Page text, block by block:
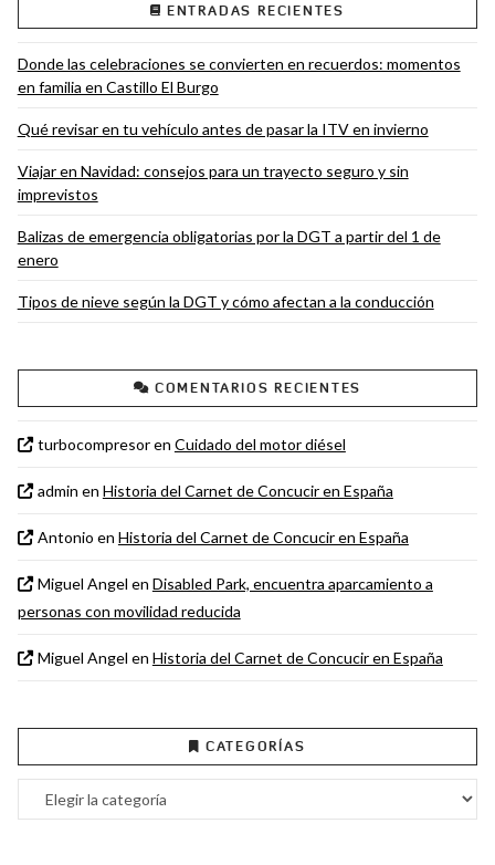
ENTRADAS RECIENTES
Donde las celebraciones se convierten en recuerdos: momentos
en familia en Castillo El Burgo
Qué revisar en tu vehículo antes de pasar la ITV en invierno
Viajar en Navidad: consejos para un trayecto seguro y sin
imprevistos
Balizas de emergencia obligatorias por la DGT a partir del 1 de
enero
Tipos de nieve según la DGT y cómo afectan a la conducción
COMENTARIOS RECIENTES
turbocompresoren Cuidado del motor diésel
admin en Historia del Carnet de Concucir en España
Antonio en Historia del Carnet de Concucir en España
Miguel Angel en Disabled Park, encuentra aparcamiento a
personas con movilidad reducida
Miguel Angel en Historia del Carnet de Concucir en España
CATEGORÍAS
Categorías